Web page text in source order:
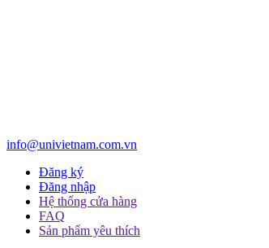
info@univietnam.com.vn
Đăng ký
Đăng nhập
Hệ thống cửa hàng
FAQ
Sản phẩm yêu thích